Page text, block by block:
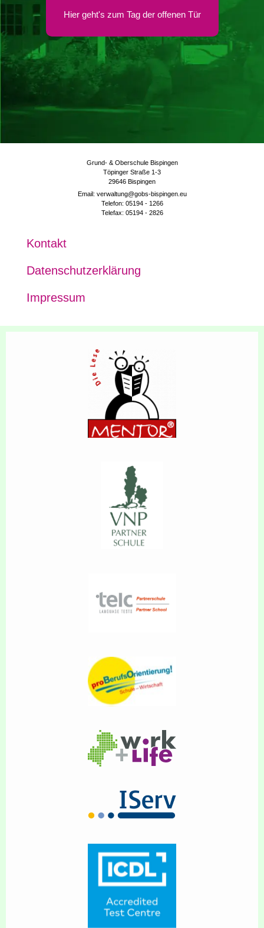
Hier geht's zum Tag der offenen Tür
Grund- & Oberschule Bispingen
Töpinger Straße 1-3
29646 Bispingen
Email: verwaltung@gobs-bispingen.eu
Telefon: 05194 - 1266
Telefax: 05194 - 2826
Kon­takt
Daten­schutz­er­klä­rung
Impres­sum